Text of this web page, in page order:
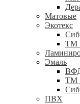
Матовые
Экотекс
ТМ
Эмаль
ТМ
ПВХ